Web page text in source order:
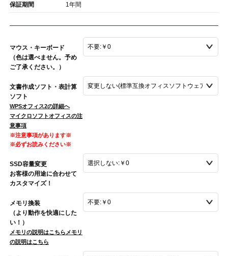
保証期間 1年間
マウス・キーボード
（色は選べません。予め
ご了承ください。）
文書作成ソフト・表計算
ソフト
WPSオフィス2の詳細へ
マイクロソフトオフィスの注
意事項
※注意事項があります※
※必ずお読みください※
SSD容量変更
お客様の用途に合わせて
カスタマイズ！
メモリ換装
（より動作を快適にした
い！）
メモリの説明はこちら メモリ
の説明はこちら